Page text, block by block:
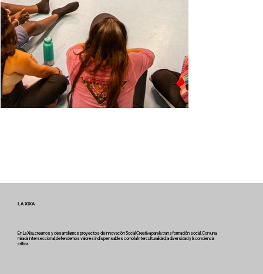
LA XIXA
En La Xixa, creamos y desarrollamos proyectos de Innovación Social Creativa para la transformación social. Con una
mirada Interseccional, defendemos valores indispensables como la Interculturalidad, la diversidad y la conciencia
crítica.